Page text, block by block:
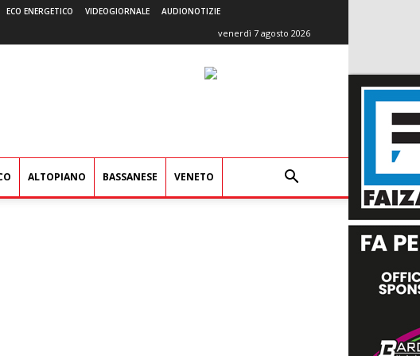
ECO ENERGETICO VIDEOGIORNALE AUDIONOTIZIE
venerdì 7 agosto 2026
ALTOPIANO BASSANESE VENETO